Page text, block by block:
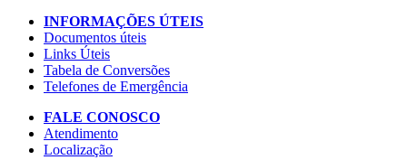
INFORMAÇÕES ÚTEIS
Documentos úteis
Links Úteis
Tabela de Conversões
Telefones de Emergência
FALE CONOSCO
Atendimento
Localização